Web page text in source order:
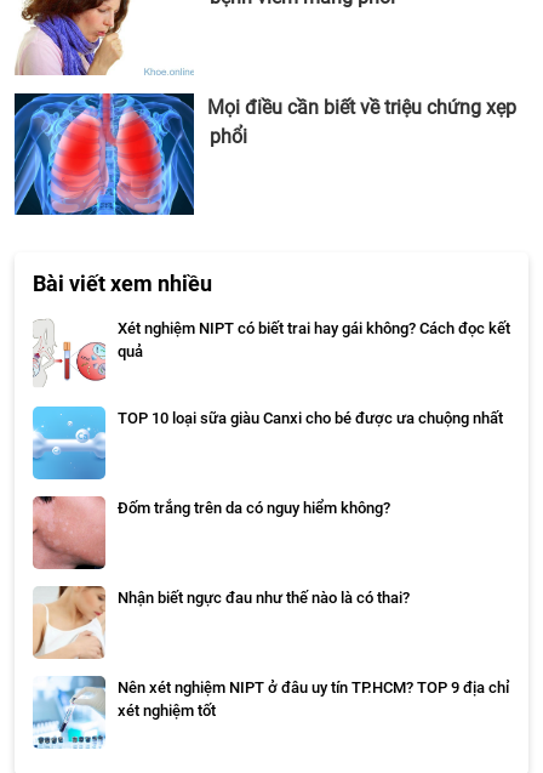
Mọi điều cần biết về triệu chứng xẹp
phổi
Bài viết xem nhiều
Xét nghiệm NIPT có biết trai hay gái không? Cách đọc kết
quả
TOP 10 loại sữa giàu Canxi cho bé được ưa chuộng nhất
Đốm trắng trên da có nguy hiểm không?
Nhận biết ngực đau như thế nào là có thai?
Nên xét nghiệm NIPT ở đâu uy tín TP.HCM? TOP 9 địa chỉ
xét nghiệm tốt